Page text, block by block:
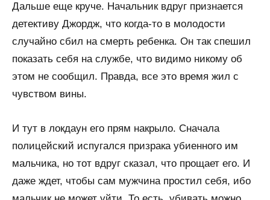
Дальше еще круче. Начальник вдруг признается
детективу Джордж, что когда-то в молодости
случайно сбил на смерть ребенка. Он так спешил
показать себя на службе, что видимо никому об
этом не сообщил. Правда, все это время жил с
чувством вины.
И тут в локдаун его прям накрыло. Сначала
полицейский испугался призрака убиенного им
мальчика, но тот вдруг сказал, что прощает его. И
даже ждет, чтобы сам мужчина простил себя, ибо